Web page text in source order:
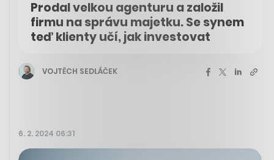
Prodal velkou agenturu a založil
firmu na správu majetku. Se synem
teď klienty učí, jak investovat
VOJTĚCH SEDLÁČEK
6. 2. 2024 06:31